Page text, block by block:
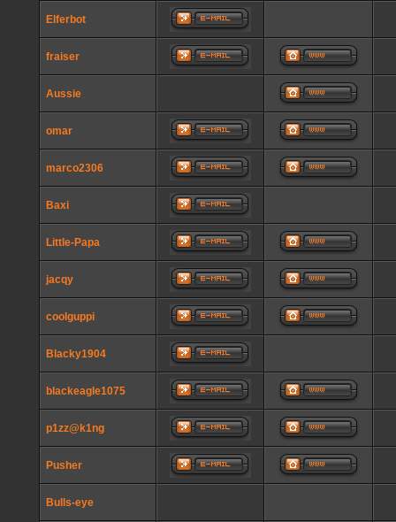
Elferbot
fraiser
Aussie
omar
marco2306
Baxi
Little-Papa
jacqy
coolguppi
Blacky1904
blackeagle1075
p1zz@k1ng
Pusher
Bulls-eye